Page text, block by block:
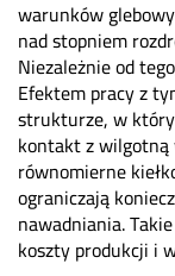
warunków
nad stopniem
Niezależnie od
Efektem pracy z
strukturze, w
kontakt z wilgotną
równomierne
ograniczają
nawadniania.
koszty produkcji i